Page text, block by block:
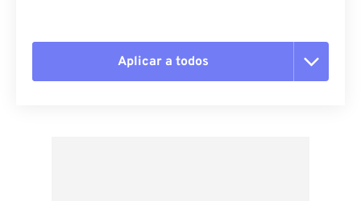
Aplicar a todos